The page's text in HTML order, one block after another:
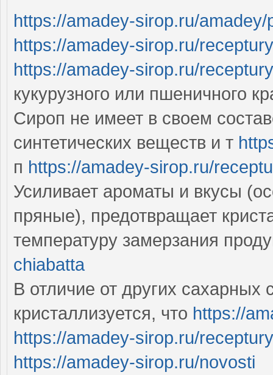
https://amadey-sirop.ru/
https://amadey-sirop.ru/
https://amadey-sirop.ru/
кукурузного или пшеничного
Сироп не имеет в своем
синтетических веществ и т
п https://amadey-sirop.ru/
Усиливает ароматы и вкусы
пряные), предотвращает
температуру замерзания
chiabatta
В отличие от других сахарных
кристаллизуется, что https://
https://amadey-sirop.ru/
https://amadey-sirop.ru/novosti